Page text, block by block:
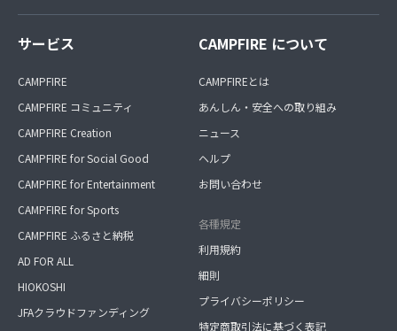
サービス
CAMPFIRE
CAMPFIRE コミュニティ
CAMPFIRE Creation
CAMPFIRE for Social Good
CAMPFIRE for Entertainment
CAMPFIRE for Sports
CAMPFIRE ふるさと納税
AD FOR ALL
HIOKOSHI
JFAクラウドファンディング
CAMPFIRE について
CAMPFIREとは
あんしん・安全への取り組み
ニュース
ヘルプ
お問い合わせ
各種規定
利用規約
細則
プライバシーポリシー
特定商取引法に基づく表記